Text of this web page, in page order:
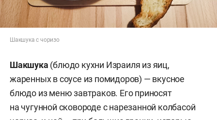
Шакшука с чоризо
Шакшука (блюдо кухни Израиля из яиц,
жаренных в соусе из помидоров) — вкусное
блюдо из меню завтраков. Его приносят
на чугунной сковороде с нарезанной колбасой